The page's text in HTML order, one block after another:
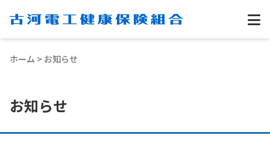
ホーム > お知らせ
お知らせ